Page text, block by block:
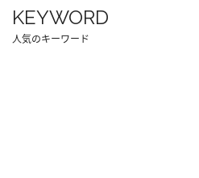
KEYWORD
人気のキーワード